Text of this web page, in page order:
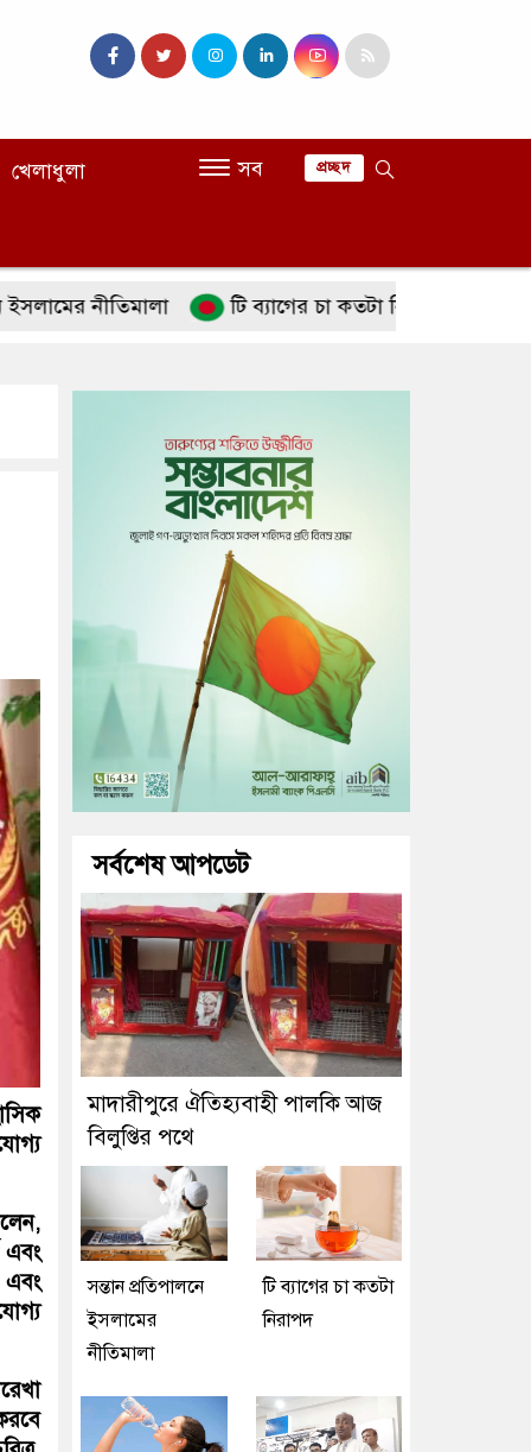
খেলাধুলা সব প্রচ্ছদ
নীতিমালা টি ব্যাগের চা কতটা নিরাপদ
এবং
এবং
সর্বশেষ আপডেট
মাদারীপুরে ঐতিহ্যবাহী পালকি আজ
বিলুপ্তির পথে
সন্তান প্রতিপালনে
ইসলামের
নীতিমালা
টি ব্যাগের চা কতটা
নিরাপদ